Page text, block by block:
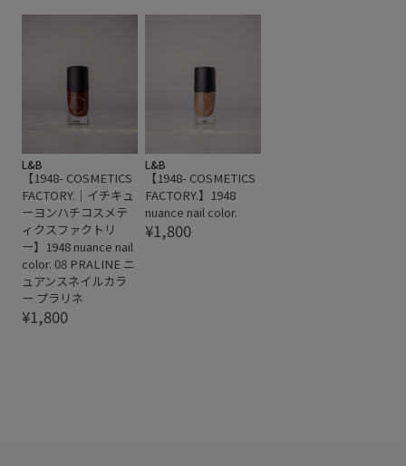
L&B
【1948- COSMETICS
FACTORY.｜イチキュ
ーヨンハチコスメテ
ィクスファクトリ
ー】1948 nuance nail
color. 08 PRALINE ニ
ュアンスネイルカラ
ー プラリネ
¥1,800
L&B
【1948- COSMETICS
FACTORY.】1948
nuance nail color.
¥1,800